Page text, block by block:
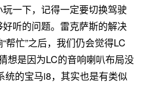
一下，记得一定要切换驾驶
听的问题。雷克萨斯的解决
忙”之后，我们仍会觉得LC
想是因为LC的音响喇叭布局没
统的宝马i8，其实也是有类似